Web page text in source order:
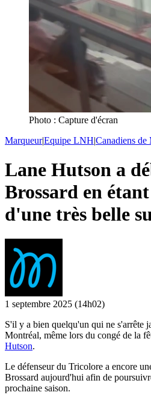
Photo : Capture d'écran
Marqueur|Equipe LNH|Canadiens de
Lane Hutson a
Brossard en
d'une très belle
1 septembre 2025 (14h02)
S'il y a bien quelqu'un qui ne s'arrête
Montréal, même lors du congé de la
Hutson.
Le défenseur du Tricolore a encore
Brossard aujourd'hui afin de
prochaine saison.